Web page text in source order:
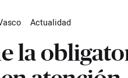
Actualidad
la